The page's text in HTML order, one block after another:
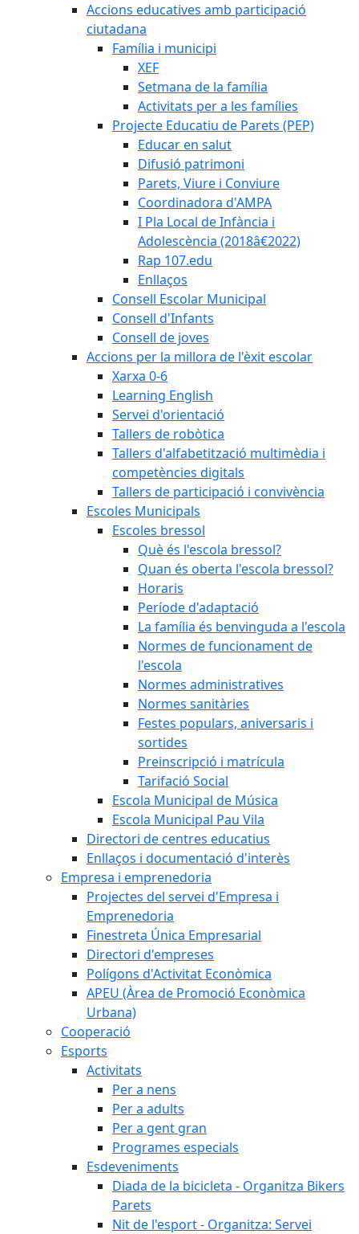
Accions educatives amb participació
ciutadana
Família i municipi
XEF
Setmana de la família
Activitats per a les famílies
Projecte Educatiu de Parets (PEP)
Educar en salut
Difusió patrimoni
Parets, Viure i Conviure
Coordinadora d'AMPA
I Pla Local de Infància i
Adolescència (2018â€2022)
Rap 107.edu
Enllaços
Consell Escolar Municipal
Consell d'Infants
Consell de joves
Accions per la millora de l'èxit escolar
Xarxa 0-6
Learning English
Servei d'orientació
Tallers de robòtica
Tallers d'alfabetització multimèdia i
competències digitals
Tallers de participació i convivència
Escoles Municipals
Escoles bressol
Què és l'escola bressol?
Quan és oberta l'escola bressol?
Horaris
Període d'adaptació
La família és benvinguda a l'escola
Normes de funcionament de
l'escola
Normes administratives
Normes sanitàries
Festes populars, aniversaris i
sortides
Preinscripció i matrícula
Tarifació Social
Escola Municipal de Música
Escola Municipal Pau Vila
Directori de centres educatius
Enllaços i documentació d'interès
Empresa i emprenedoria
Projectes del servei d'Empresa i
Emprenedoria
Finestreta Única Empresarial
Directori d'empreses
Polígons d'Activitat Econòmica
APEU (Àrea de Promoció Econòmica
Urbana)
Cooperació
Esports
Activitats
Per a nens
Per a adults
Per a gent gran
Programes especials
Esdeveniments
Diada de la bicicleta - Organitza Bikers
Parets
Nit de l'esport - Organitza: Servei